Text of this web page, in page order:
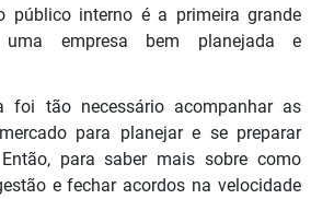
público interno é a primeira grande
empresa bem planejada e
foi tão necessário acompanhar as
para planejar e se preparar
para saber mais sobre como
e fechar acordos na velocidade